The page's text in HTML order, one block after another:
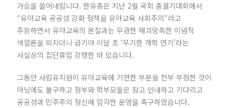
가슴을 쓸어내립니다. 한유총은 지난 2월 국회 총궐기대회에서
“유아교육 공공성 강화 정책을 유아교육 사회주의“라고
주장하면서 유아교육의 본질과는 무관한 해괴망측한 이념적
색깔론을 외치더니 급기야 이달 초 ‘무기한 개학 연기’라는
사실상의 집단휴업 강행한 바 있습니다.
그동안 사립유치원이 유아교육에 기연한 부분을 전부 부정한 것이
아님에도 불구하고 정부와 학부모들은 참고 인내하고 기다리고
공공성과 민주주의 정신에 입각한 운영을 촉구하였습니다.